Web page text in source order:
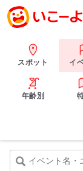
スポット イ
年齢別